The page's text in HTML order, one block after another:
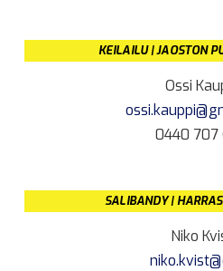
KEILAILU | JAOSTON
Ossi
0440 707
SALIBANDY |
Niko